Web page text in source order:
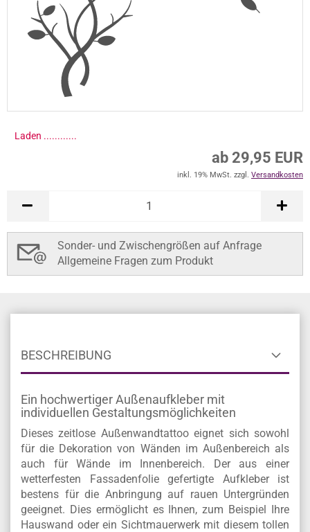
Laden .............
ab 29,95 EUR
inkl. 19% MwSt. zzgl. Versandkosten
Sonder- und Zwischengrößen auf Anfrage
Allgemeine Fragen zum Produkt
BESCHREIBUNG
Ein hochwertiger Außenaufkleber mit
individuellen Gestaltungsmöglichkeiten
Dieses zeitlose Außenwandtattoo eignet sich sowohl
für die Dekoration von Wänden im Außenbereich als
auch für Wände im Innenbereich. Der aus einer
wetterfesten Fassadenfolie gefertigte Aufkleber ist
bestens für die Anbringung auf rauen Untergründen
geeignet. Dies ermöglicht es Ihnen, zum Beispiel Ihre
Hauswand oder ein Sichtmauerwerk mit diesem tollen